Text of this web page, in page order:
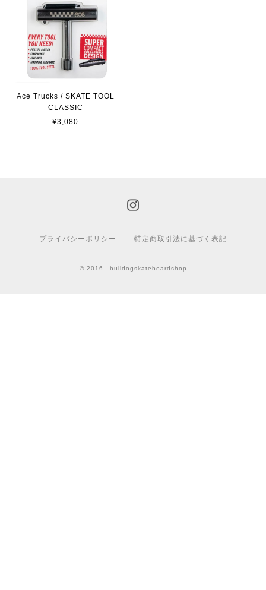
Ace Trucks / SKATE TOOL
CLASSIC
¥3,080
プライバシーポリシー 特定商取引法に基づく表記
© 2016 bulldogskateboardshop